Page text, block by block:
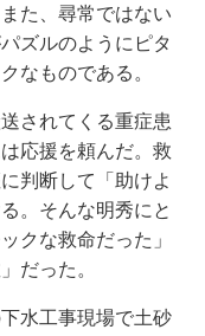
た、尋常ではない
ズルのようにピタ
なものである。
されてくる重症患
応援を頼んだ。救
判断して「助けよ
。そんな明秀にと
クな救命だった」
だった。
水工事現場で土砂